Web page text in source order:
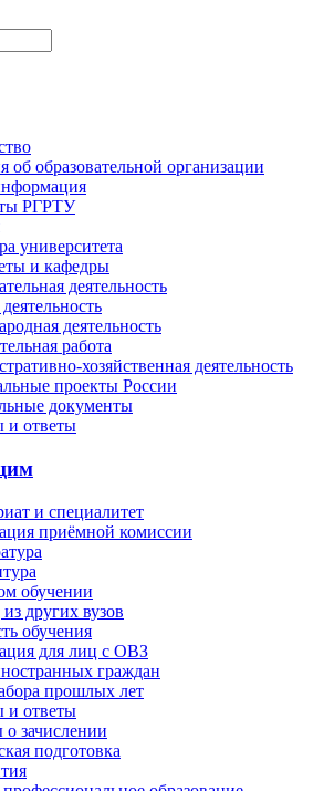
об образовательной организации
РГРТУ
университета
и кафедры
деятельность
деятельность
работа
хозяйственная деятельность
проекты России
документы
и ответы
и специалитет
приёмной комиссии
обучении
других вузов
обучения
для лиц с ОВЗ
граждан
прошлых лет
и ответы
зачислении
подготовка